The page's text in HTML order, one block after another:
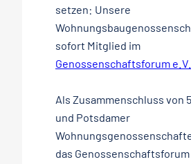
setzen: Unsere
sofort Mitglied im
Genossenschaftsforum e.V.
Als Zusammenschluss von
und Potsdamer
das